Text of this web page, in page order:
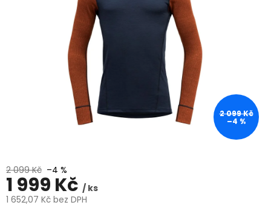
2 099 Kč
–4 %
2 099 Kč –4 %
1 999 Kč / ks
1 652,07 Kč bez DPH